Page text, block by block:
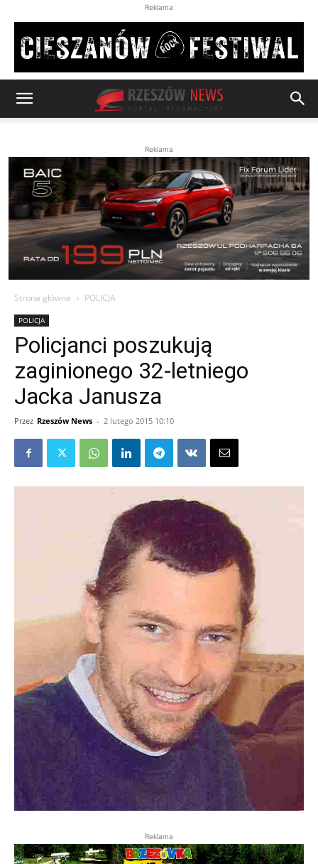
Reklama
Reklama
Strona główna POLICJA
POLICJA
Policjanci poszukują
zaginionego 32-letniego
Jacka Janusza
Przez Rzeszów News - 2 lutego 2015 10:10
Reklama